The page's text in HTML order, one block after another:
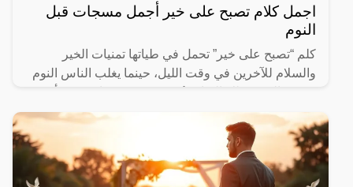
اجمل كلام تصبح على خير أجمل مسجات قبل
النوم
كلم “تصبح على خير” تحمل في طياتها تمنيات الخير
والسلام للآخرين في وقت الليل، حينما يغلب الناس النوم
يكون